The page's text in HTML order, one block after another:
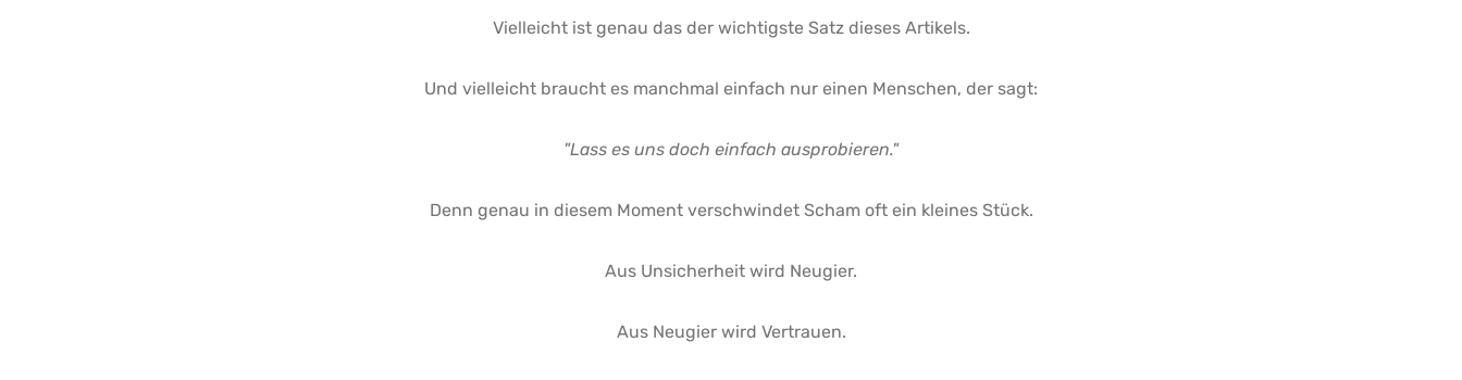
Vielleicht ist genau das der wichtigste Satz dieses Artikels.
Und vielleicht braucht es manchmal einfach nur einen Menschen, der sagt:
"Lass es uns doch einfach ausprobieren."
Denn genau in diesem Moment verschwindet Scham oft ein kleines Stück.
Aus Unsicherheit wird Neugier.
Aus Neugier wird Vertrauen.